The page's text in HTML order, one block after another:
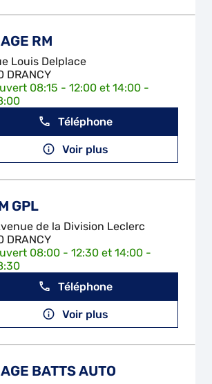
RM
Louis Delplace
DRANCY
08:15 - 12:00 et 14:00 -
Téléphone
Voir plus
GPL
de la Division Leclerc
DRANCY
08:00 - 12:30 et 14:00 -
Téléphone
Voir plus
BATTS AUTO